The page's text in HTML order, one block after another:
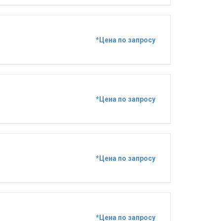
*Цена по запросу
*Цена по запросу
*Цена по запросу
*Цена по запросу